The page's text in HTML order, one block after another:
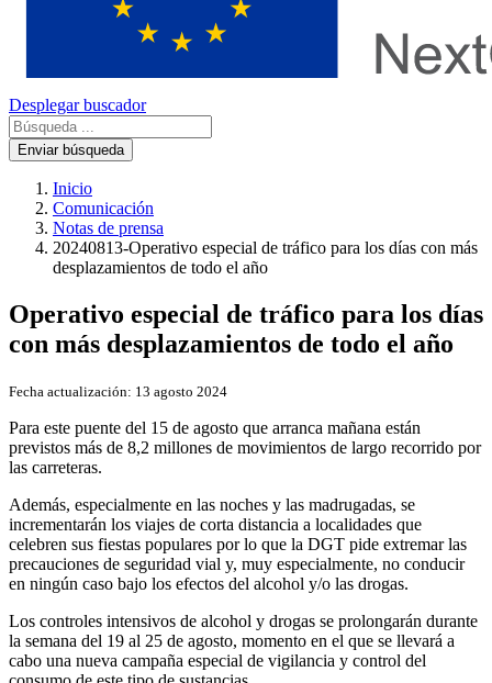
Desplegar buscador
Enviar búsqueda
Inicio
Comunicación
Notas de prensa
20240813-Operativo especial de tráfico para los días con más
desplazamientos de todo el año
Operativo especial de tráfico para los días
con más desplazamientos de todo el año
Fecha actualización: 13 agosto 2024
Para este puente del 15 de agosto que arranca mañana están
previstos más de 8,2 millones de movimientos de largo recorrido por
las carreteras.
Además, especialmente en las noches y las madrugadas, se
incrementarán los viajes de corta distancia a localidades que
celebren sus fiestas populares por lo que la DGT pide extremar las
precauciones de seguridad vial y, muy especialmente, no conducir
en ningún caso bajo los efectos del alcohol y/o las drogas.
Los controles intensivos de alcohol y drogas se prolongarán durante
la semana del 19 al 25 de agosto, momento en el que se llevará a
cabo una nueva campaña especial de vigilancia y control del